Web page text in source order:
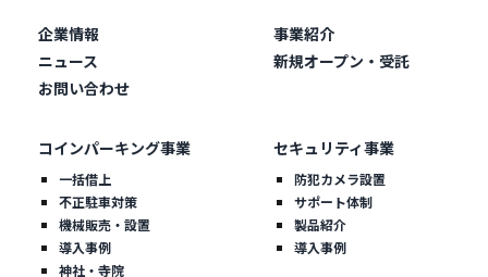
企業情報
事業紹介
ニュース
新規オープン・受託
お問い合わせ
コインパーキング事業
一括借上
不正駐車対策
機械販売・設置
導入事例
神社・寺院
セキュリティ事業
防犯カメラ設置
サポート体制
製品紹介
導入事例